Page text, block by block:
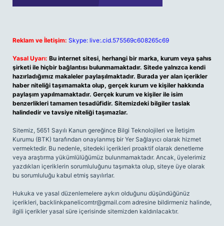
Reklam ve İletişim: Skype: live:.cid.575569c608265c69
Yasal Uyarı: Bu internet sitesi, herhangi bir marka, kurum veya şahıs
şirketi ile hiçbir bağlantısı bulunmamaktadır. Sitede yalnızca kendi
hazırladığımız makaleler paylaşılmaktadır. Burada yer alan içerikler
haber niteliği taşımamakta olup, gerçek kurum ve kişiler hakkında
paylaşım yapılmamaktadır. Gerçek kurum ve kişiler ile isim
benzerlikleri tamamen tesadüfidir. Sitemizdeki bilgiler taslak
halindedir ve tavsiye niteliği taşımazlar.
Sitemiz, 5651 Sayılı Kanun gereğince Bilgi Teknolojileri ve İletişim
Kurumu (BTK) tarafından onaylanmış bir Yer Sağlayıcı olarak hizmet
vermektedir. Bu nedenle, sitedeki içerikleri proaktif olarak denetleme
veya araştırma yükümlülüğümüz bulunmamaktadır. Ancak, üyelerimiz
yazdıkları içeriklerin sorumluluğunu taşımakta olup, siteye üye olarak
bu sorumluluğu kabul etmiş sayılırlar.
Hukuka ve yasal düzenlemelere aykırı olduğunu düşündüğünüz
içerikleri, backlinkpanelicomtr@gmail.com adresine bildirmeniz halinde,
ilgili içerikler yasal süre içerisinde sitemizden kaldırılacaktır.